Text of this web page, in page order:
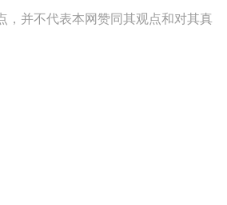
，并不代表本网赞同其观点和对其真